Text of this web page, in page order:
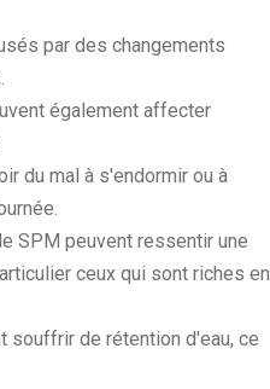
par des changements
également affecter
du mal à s'endormir ou à
SPM peuvent ressentir une
ceux qui sont riches en
souffrir de rétention d'eau, ce